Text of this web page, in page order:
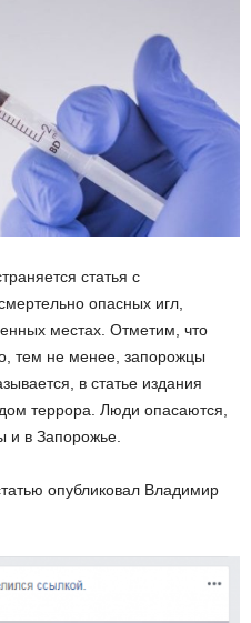
статья с
опасных игл,
местах. Отметим, что
тем не менее, запорожцы
в статье издания
террора. Люди опасаются,
и в Запорожье.
опубликовал Владимир